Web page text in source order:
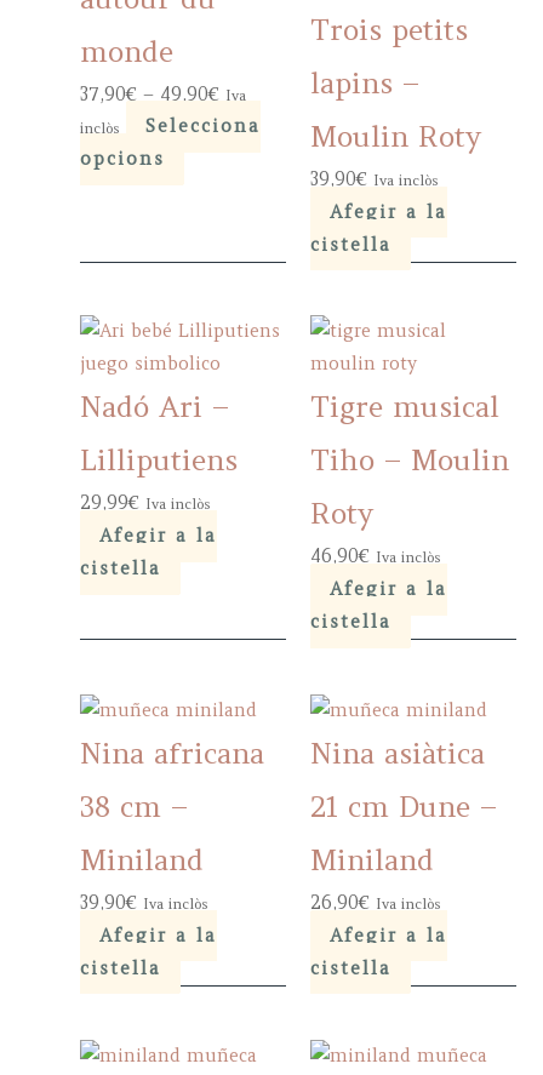
monde
37,90€ – 49,90€ Price
range:
Iva
inclòs
Selecciona
opcions
multiple
The
options
be
chosen
Trois petits
lapins –
Moulin Roty
39,90€ Iva inclòs
Afegir a la
cistella
Nadó Ari –
Lilliputiens
29,99€ Iva inclòs
Afegir a la
cistella
Tigre musical
Tiho – Moulin
Roty
46,90€ Iva inclòs
Afegir a la
cistella
Nina africana
38 cm –
Miniland
39,90€ Iva inclòs
Afegir a la
cistella
Nina asiàtica
21 cm Dune –
Miniland
26,90€ Iva inclòs
Afegir a la
cistella